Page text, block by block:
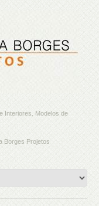
Interiores. Modelos de
Borges Projetos